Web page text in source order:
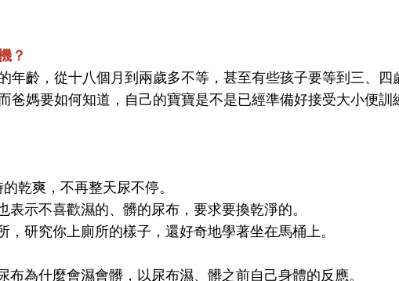
？
年齡，從十八個月到兩歲多不等，甚至有些孩子要等到三、四
爸媽要如何知道，自己的寶寶是不是已經準備好接受大小便訓
乾爽，不再整天尿不停。
示不喜歡濕的、髒的尿布，要求要換乾淨的。
研究你上廁所的樣子，還好奇地學著坐在馬桶上。
為什麼會濕會髒，以尿布濕、髒之前自己身體的反應。